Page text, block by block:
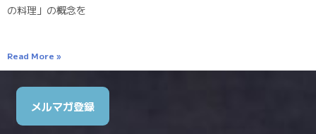
の料理」の概念を
Read More »
メルマガ登録